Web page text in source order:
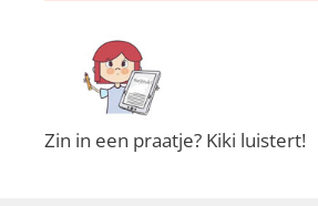
Zin in een praatje? Kiki luistert!